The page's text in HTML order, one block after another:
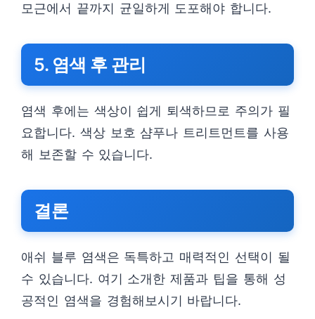
모근에서 끝까지 균일하게 도포해야 합니다.
5. 염색 후 관리
염색 후에는 색상이 쉽게 퇴색하므로 주의가 필
요합니다. 색상 보호 샴푸나 트리트먼트를 사용
해 보존할 수 있습니다.
결론
애쉬 블루 염색은 독특하고 매력적인 선택이 될
수 있습니다. 여기 소개한 제품과 팁을 통해 성
공적인 염색을 경험해보시기 바랍니다.